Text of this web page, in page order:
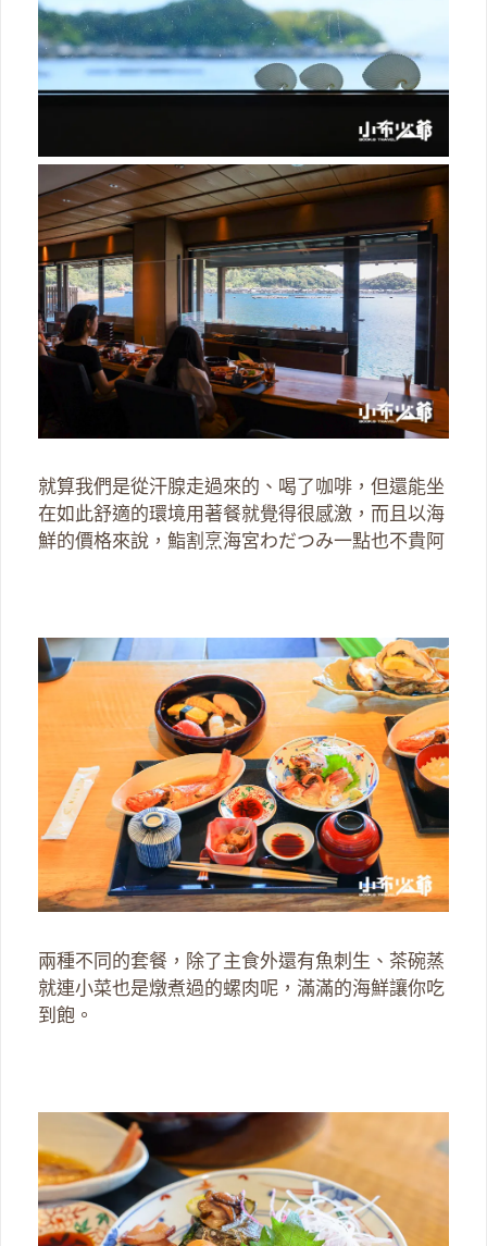
就算我們是從汗腺走過來的、喝了咖啡，但還能坐
在如此舒適的環境用著餐就覺得很感激，而且以海
鮮的價格來說，鮨割烹海宮わだつみ一點也不貴阿
兩種不同的套餐，除了主食外還有魚刺生、茶碗蒸
就連小菜也是燉煮過的螺肉呢，滿滿的海鮮讓你吃
到飽。